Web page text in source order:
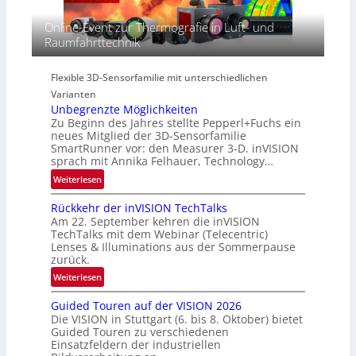
s
S
e
r
i
-
B
-
R
u
n
d
e
A
-
R
e
i
o
n
p
e
c
t
l
N
e
w
s
‘
Online-Event zur Thermografie in Luft- und
Raumfahrttechnik
Flexible 3D-Sensorfamilie mit unterschiedlichen
Varianten
Unbegrenzte Möglichkeiten
Zu Beginn des Jahres stellte Pepperl+Fuchs ein
neues Mitglied der 3D-Sensorfamilie
SmartRunner vor: den Measurer 3-D. inVISION
sprach mit Annika Felhauer, Technology…
Weiterlesen:
U
n
b
e
g
r
e
z
t
e
Rückkehr der inVISION TechTalks
Am 22. September kehren die inVISION
TechTalks mit dem Webinar (Telecentric)
Lenses & Illuminations aus der Sommerpause
zurück.
Weiterlesen:
R
ü
c
k
k
Guided Touren auf der VISION 2026
Die VISION in Stuttgart (6. bis 8. Oktober) bietet
Guided Touren zu verschiedenen
Einsatzfeldern der industriellen